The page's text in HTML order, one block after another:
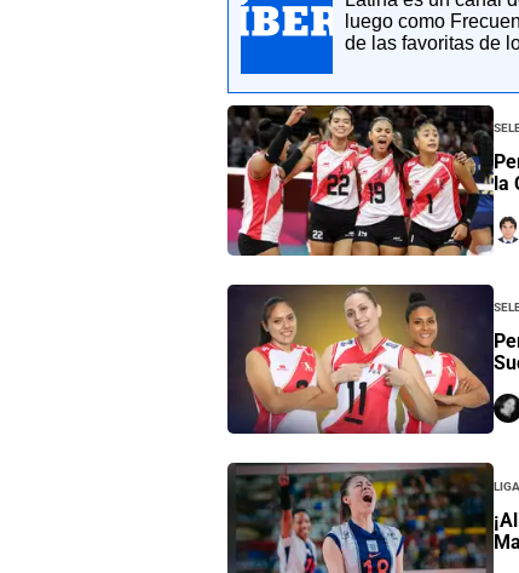
luego como
de las favoritas de
la